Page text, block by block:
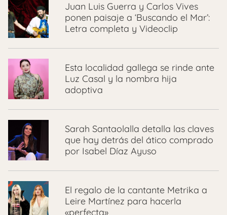
Juan Luis Guerra y Carlos Vives
ponen paisaje a ‘Buscando el Mar’:
Letra completa y Videoclip
Esta localidad gallega se rinde ante
Luz Casal y la nombra hija
adoptiva
Sarah Santaolalla detalla las claves
que hay detrás del ático comprado
por Isabel Díaz Ayuso
El regalo de la cantante Metrika a
Leire Martínez para hacerla
«perfecta»